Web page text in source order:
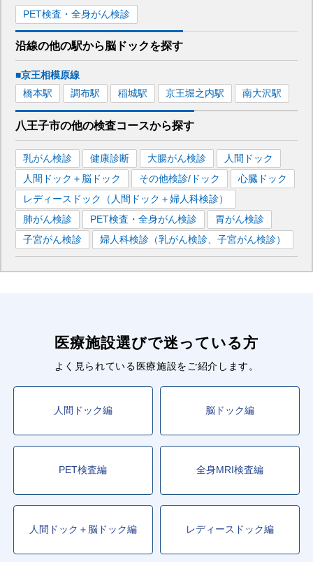
PET検査・全身がん検診
沿線の他の駅から脳ドックを探す
■京王相模原線
橋本駅 調布駅 稲城駅 京王堀之内駅 南大沢駅
八王子市の他の検査コースから探す
乳がん検診 健康診断 大腸がん検診
人間ドック
人間ドック＋脳ドック
その他検診/ドック
心臓ドック
レディースドック（人間ドック＋婦人科検診）
肺がん検診
PET検査・全身がん検診
胃がん検診
子宮がん検診
婦人科検診（乳がん検診、子宮がん検診）
医療施設選びで迷っている方
よく見られている医療施設をご紹介します。
人間ドック編 脳ドック編
PET検査編 全身MRI検査編
人間ドック＋脳ドック編 レディースドック編